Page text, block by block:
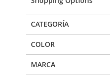
CATEGORÍA
COLOR
MARCA